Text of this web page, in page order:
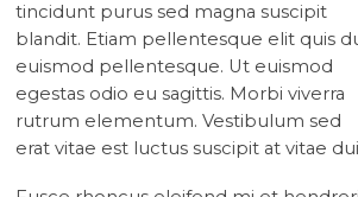
tincidunt purus sed magna suscipit
blandit. Etiam pellentesque elit quis
euismod pellentesque. Ut euismod
egestas odio eu sagittis. Morbi viverra
rutrum elementum. Vestibulum sed
erat vitae est luctus suscipit at vitae